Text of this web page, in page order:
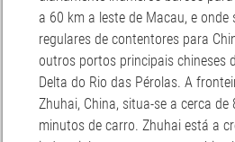
a 60 km a leste de Macau, e onde
regulares de contentores para
outros portos principais chineses
Delta do Rio das Pérolas. A
Zhuhai, China, situa-se a cerca
minutos de carro. Zhuhai está a